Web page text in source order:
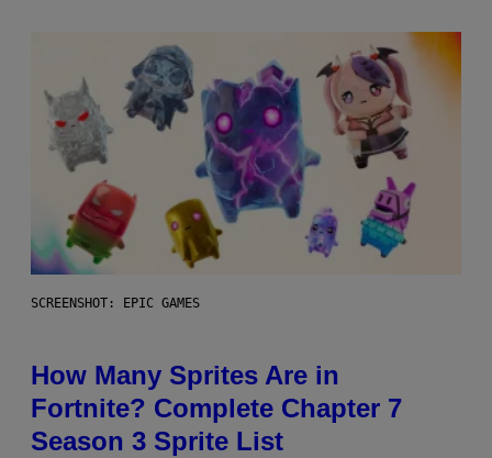
SCREENSHOT: EPIC GAMES
How Many Sprites Are in
Fortnite? Complete Chapter 7
Season 3 Sprite List